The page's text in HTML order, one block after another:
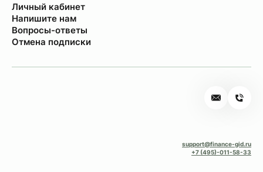
Личный кабинет
Напишите нам
Вопросы-ответы
Отмена подписки
support@finance-gid.ru
+7 (495)-011-58-33